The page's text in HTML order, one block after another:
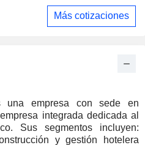
una empresa con sede en
integrada dedicada al
Sus segmentos incluyen:
y gestión hotelera
Más cotizaciones